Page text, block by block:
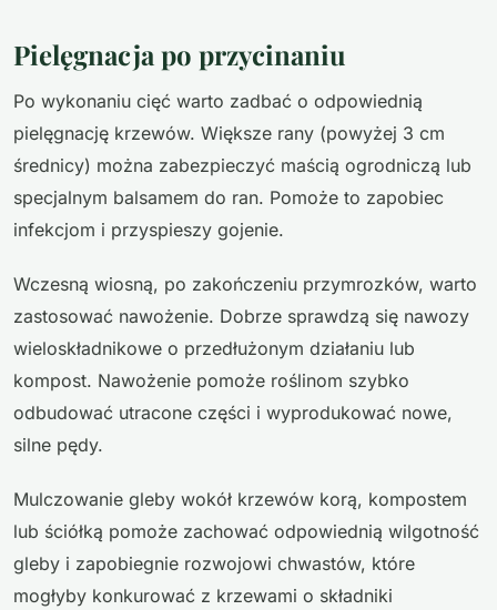
Pielęgnacja po przycinaniu
Po wykonaniu cięć warto zadbać o odpowiednią
pielęgnację krzewów. Większe rany (powyżej 3 cm
średnicy) można zabezpieczyć maścią ogrodniczą lub
specjalnym balsamem do ran. Pomoże to zapobiec
infekcjom i przyspieszy gojenie.
Wczesną wiosną, po zakończeniu przymrozków, warto
zastosować nawożenie. Dobrze sprawdzą się nawozy
wieloskładnikowe o przedłużonym działaniu lub
kompost. Nawożenie pomoże roślinom szybko
odbudować utracone części i wyprodukować nowe,
silne pędy.
Mulczowanie gleby wokół krzewów korą, kompostem
lub ściółką pomoże zachować odpowiednią wilgotność
gleby i zapobiegnie rozwojowi chwastów, które
mogłyby konkurować z krzewami o składniki